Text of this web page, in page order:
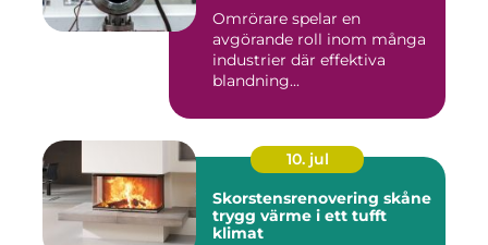
Omrörare spelar en
avgörande roll inom många
industrier där effektiva
blandning...
10. jul
Skorstensrenovering skåne
trygg värme i ett tufft
klimat